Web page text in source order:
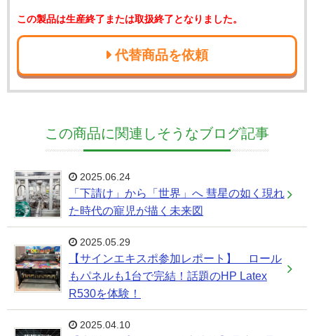
この製品は生産終了または取扱終了となりました。
代替商品を依頼
この商品に関連しそうなブログ記事
2025.06.24
「下請け」から「世界」へ 彗星の如く現れ
た時代の寵児が描く未来図
2025.05.29
【サインエキスポ参加レポート】 ロール
もパネルも1台で完結！話題のHP Latex
R530を体験！
2025.04.10